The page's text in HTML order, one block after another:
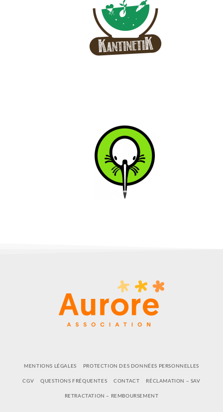
MENTIONS LÉGALES PROTECTION DES DONNÉES PERSONNELLES
CGV QUESTIONS FRÉQUENTES CONTACT RÉCLAMATION – SAV
RETRACTATION – REMBOURSEMENT